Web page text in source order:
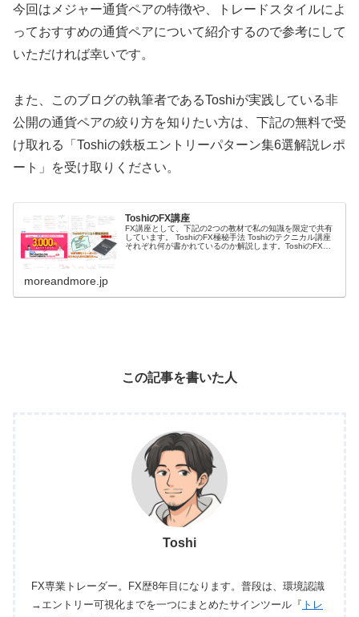
今回はメジャー通貨ペアの特徴や、トレードスタイルによ
っておすすめの通貨ペアについて紹介するので参考にして
いただければ幸いです。
また、このブログの執筆者であるToshiが実践している非
公開の通貨ペアの絞り方を知りたい方は、下記の無料で受
け取れる「Toshiの鉄板エントリーパターン集6選解説レポ
ート」を受け取りください。
ToshiのFX講座
FX講座として、下記の2つの教材で私の知識を限定で共有
しています。 ToshiのFX極秘手法 Toshiのテクニカル講座
それぞれ何が書かれているのか解説します。ToshiのFX極
moreandmore.jp
この記事を書いた人
Toshi
FX専業トレーダー。FX歴8年目になります。普段は、環境認識
→エントリー可視化までを一つにまとめたサインツール『 トレ